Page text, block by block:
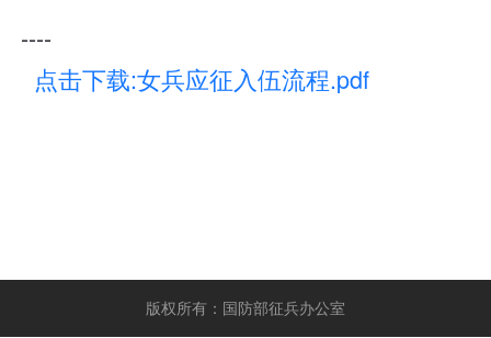
----
点击下载:女兵应征入伍流程.pdf
版权所有：国防部征兵办公室